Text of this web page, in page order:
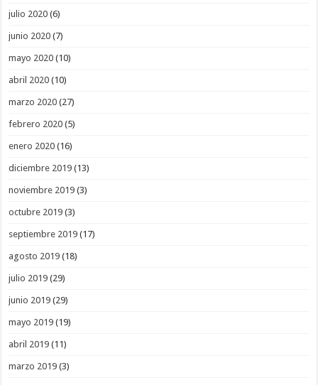
julio 2020 (6)
junio 2020 (7)
mayo 2020 (10)
abril 2020 (10)
marzo 2020 (27)
febrero 2020 (5)
enero 2020 (16)
diciembre 2019 (13)
noviembre 2019 (3)
octubre 2019 (3)
septiembre 2019 (17)
agosto 2019 (18)
julio 2019 (29)
junio 2019 (29)
mayo 2019 (19)
abril 2019 (11)
marzo 2019 (3)